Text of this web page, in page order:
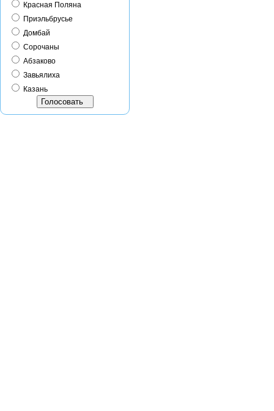
Красная Поляна
Приэльбрусье
Домбай
Сорочаны
Абзаково
Завьялиха
Казань